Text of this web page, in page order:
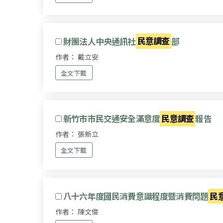
財團法人中央通訊社民意調查 部
作者： 戴立安
全文下載
新竹市市民交通安全滿意度民意調查報告
作者： 張新立
全文下載
八十六年度國民消費意識程度暨消費問題民
作者： 陳文俊